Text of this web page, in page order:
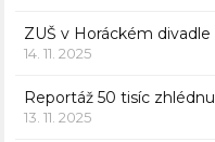
ZUŠ v Horáckém divadle
14. 11. 2025
Reportáž 50 tisíc
13. 11. 2025